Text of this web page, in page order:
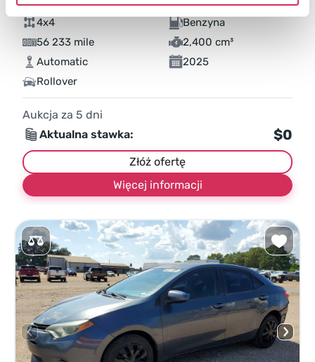
4x4
Benzyna
56 233 mile
2,400 cm³
Automatic
2025
Rollover
Aukcja za 5 dni
Aktualna stawka:
$0
Złóż ofertę
Więcej informacji